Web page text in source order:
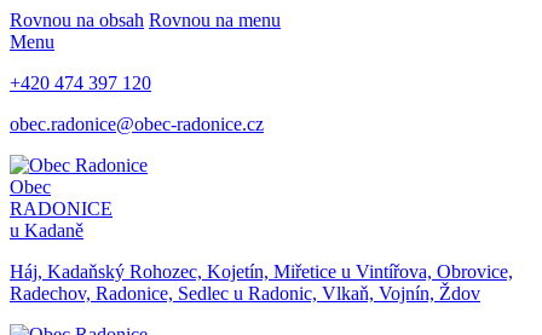
Rovnou na obsah Rovnou na menu
Menu
+420 474 397 120
obec.radonice@obec-radonice.cz
Obec
RADONICE
u Kadaně
Háj, Kadaňský Rohozec, Kojetín, Miřetice u Vintířova, Obrovice,
Radechov, Radonice, Sedlec u Radonic, Vlkaň, Vojnín, Ždov